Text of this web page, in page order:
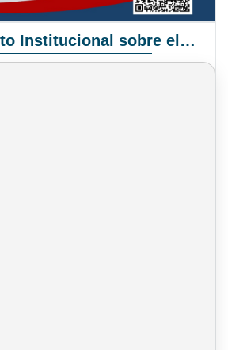
Pronunciamiento Institucional sobre el Proyecto de Ley N° 068/2025-2026 C.S.